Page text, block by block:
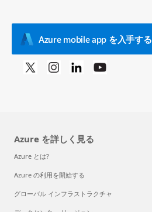
Azure mobile app を入手する
Azure を詳しく見る
Azure とは?
Azure の利用を開始する
グローバル インフラストラクチャ